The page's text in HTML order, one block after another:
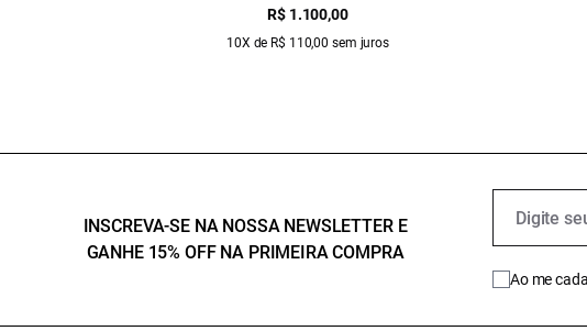
R$ 1.100,00
10X de R$ 110,00 sem juros
INSCREVA-SE NA NOSSA NEWSLETTER E
GANHE 15% OFF NA PRIMEIRA COMPRA
Ao me